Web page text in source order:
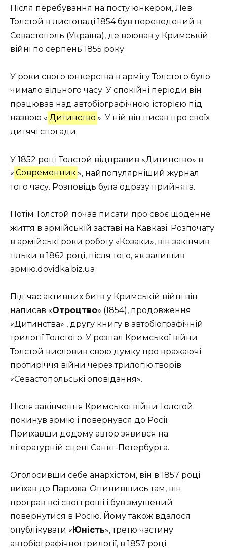
Після перебування на посту юнкером, Лев
Толстой в листопаді 1854 був переведений в
Севастополь (Україна), де воював у Кримській
війні по серпень 1855 року.
У роки свого юнкерства в армії у Толстого було
чимало вільного часу. У спокійні періоди він
працював над автобіографічною історією під
назвою « Дитинство ». У ній він писав про своїх
дитячі спогади.
У 1852 році Толстой відправив «Дитинство» в
« Современник », найпопулярніший журнал
того часу. Розповідь була одразу прийнята.
Потім Толстой почав писати про своє щоденне
життя в армійській заставі на Кавказі. Розпочату
в армійські роки роботу «Козаки», він закінчив
тільки в 1862 році, після того, як залишив
армію.dovidka.biz.ua
Під час активних битв у Кримській війні він
написав «Отроцтво» (1854), продовження
«Дитинства» , другу книгу в автобіографічній
трилогії Толстого. У розпал Кримської війни
Толстой висловив свою думку про вражаючі
протиріччя війни через трилогію творів
«Севастопольські оповідання».
Після закінчення Кримської війни Толстой
покинув армію і повернувся до Росії.
Приїхавши додому автор зявився на
літературній сцені Санкт-Петербурга.
Оголосивши себе анархістом, він в 1857 році
виїхав до Парижа. Опинившись там, він
програв всі свої гроші і був змушений
повернутися в Росію. Йому також вдалося
опублікувати « Юність», третю частину
автобіографічної трилогії, в 1857 році.